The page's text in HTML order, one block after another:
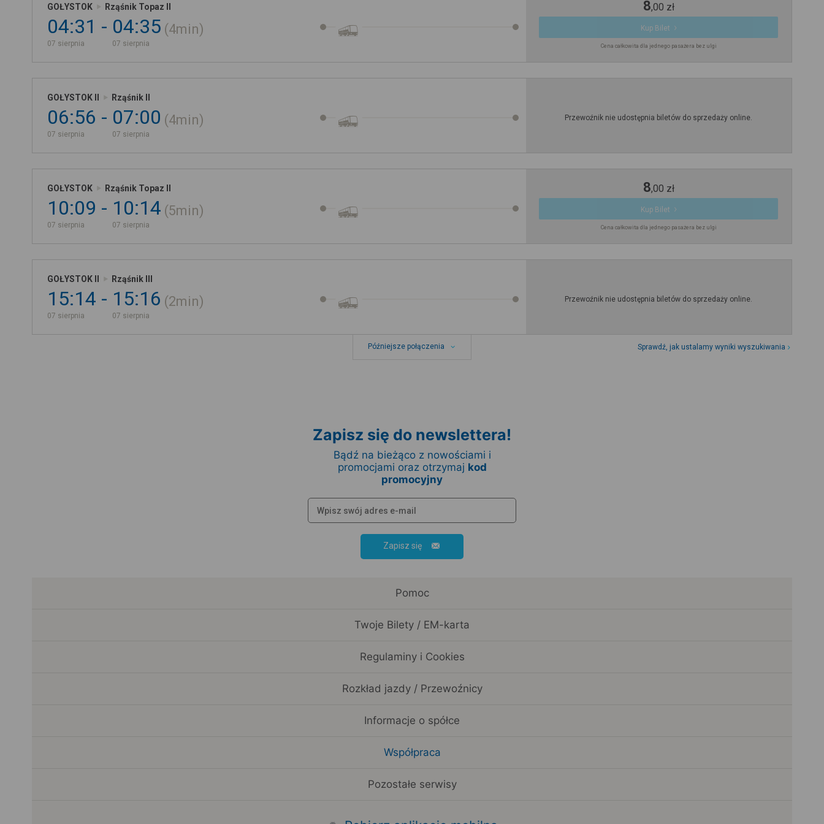
GOŁYSTOK Rząśnik Topaz II
04:31
07 sierpnia
04:35
07 sierpnia
4min
8,00 zł
Kup Bilet
Cena całkowita dla jednego pasażera bez ulgi
GOŁYSTOK II Rząśnik II
06:56
07 sierpnia
07:00
07 sierpnia
4min Przewoźnik nie udostępnia biletów do sprzedaży online.
GOŁYSTOK Rząśnik Topaz II
10:09
07 sierpnia
10:14
07 sierpnia
5min
8,00 zł
Kup Bilet
Cena całkowita dla jednego pasażera bez ulgi
GOŁYSTOK II Rząśnik III
15:14
07 sierpnia
15:16
07 sierpnia
2min Przewoźnik nie udostępnia biletów do sprzedaży online.
Późniejsze połączenia Sprawdź, jak ustalamy wyniki wyszukiwania
Zapisz się do newslettera!
Bądź na bieżąco z nowościami i
promocjami oraz otrzymaj kod
promocyjny
Zapisz się
Pomoc
Twoje Bilety / EM-karta
Regulaminy i Cookies
Rozkład jazdy / Przewoźnicy
Informacje o spółce
Współpraca
Pozostałe serwisy